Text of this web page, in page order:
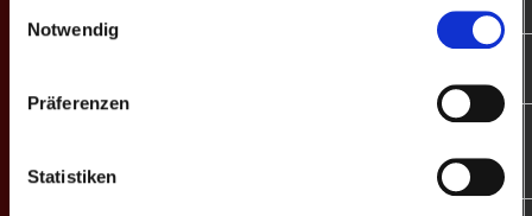
Notwendig
Präferenzen
Statistiken
10:13
13:11
8:10 | 19:17 |
15:16